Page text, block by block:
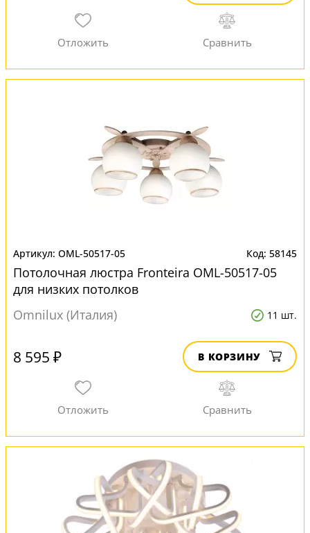
OML-50517-05 58145
Потолочная люстра Fronteira OML-50517-05
для низких потолков
Omnilux (Италия)
11 шт.
8 595 ₽ В КОРЗИНУ